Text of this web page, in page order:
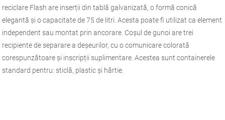
reciclare Flash are inserții din tablă galvanizată, o formă conică
elegantă și o capacitate de 75 de litri. Acesta poate fi utilizat ca element
independent sau montat prin ancorare. Coșul de gunoi are trei
recipiente de separare a deșeurilor, cu o comunicare colorată
corespunzătoare și inscripții suplimentare. Acestea sunt containerele
standard pentru: sticlă, plastic și hârtie.